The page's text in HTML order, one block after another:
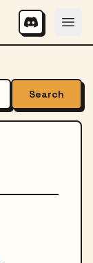
Search